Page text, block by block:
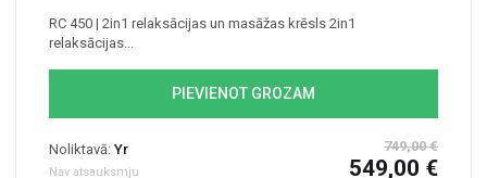
RC 450 | 2in1 relaksācijas un masāžas krēsls 2in1
relaksācijas...
PIEVIENOT GROZAM
Noliktavā: Yr
Nav atsauksmju
749,00 €
549,00 €